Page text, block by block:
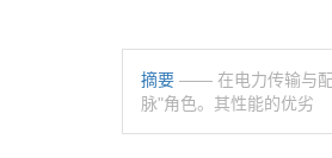
摘要 —— 在电力传输与配
脉"角色。其性能的优劣